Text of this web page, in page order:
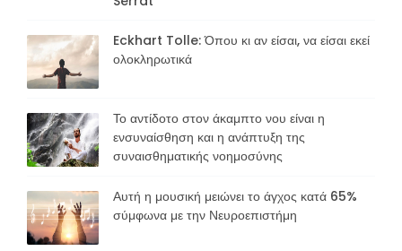
Eckhart Tolle: Όπου κι αν είσαι, να είσαι εκεί
ολοκληρωτικά
Το αντίδοτο στον άκαμπτο νου είναι η
ενσυναίσθηση και η ανάπτυξη της
συναισθηματικής νοημοσύνης
Αυτή η μουσική μειώνει το άγχος κατά 65%
σύμφωνα με την Νευροεπιστήμη